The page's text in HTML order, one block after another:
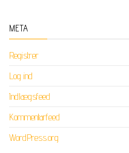
META
Registrer
Log ind
Indlægsfeed
Kommentarfeed
WordPress.org